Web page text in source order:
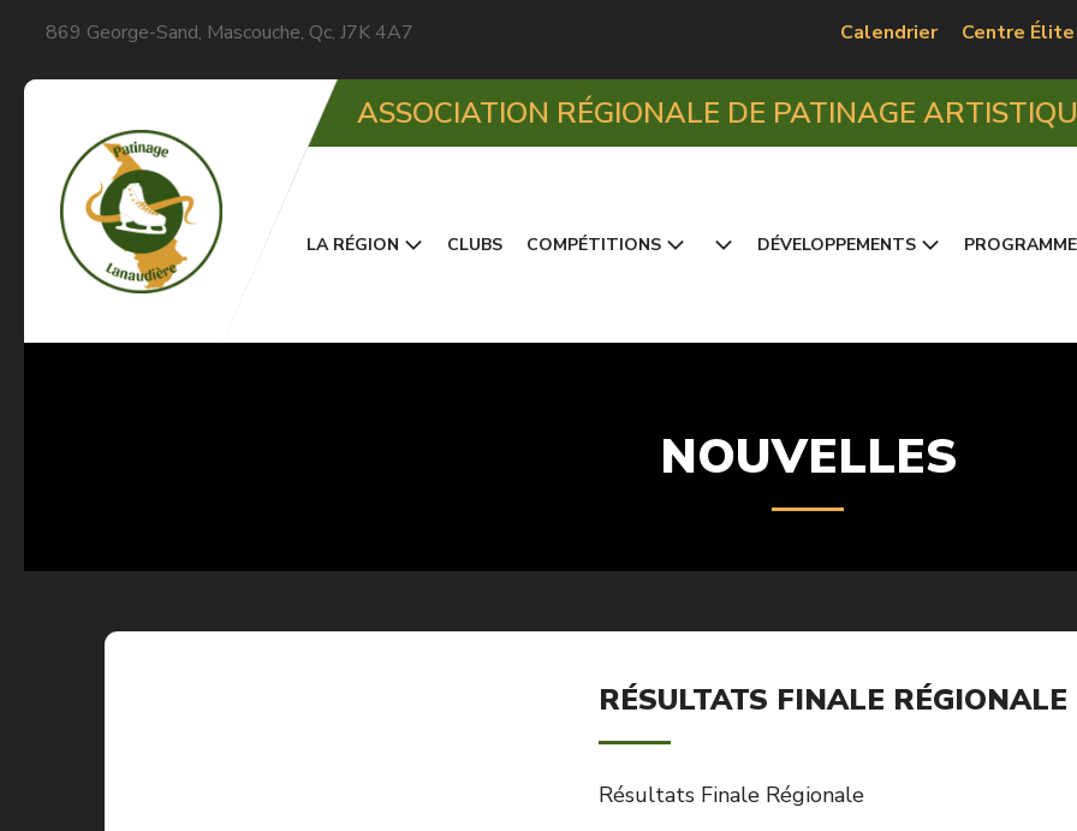
869 George-Sand, Mascouche, Qc, J7K 4A7 Calendrier Centre
ASSOCIATION RÉGIONALE DE PATINAGE
LA RÉGION CLUBS COMPÉTITIONS DÉVELOPPEMENTS
NOUVELLES
RÉSULTATS FINALE RÉGIONALE
Résultats Finale Régionale